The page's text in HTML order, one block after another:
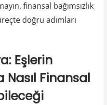
finansal bağımsızlık
doğru adımları
Eşlerin
Nasıl Finansal